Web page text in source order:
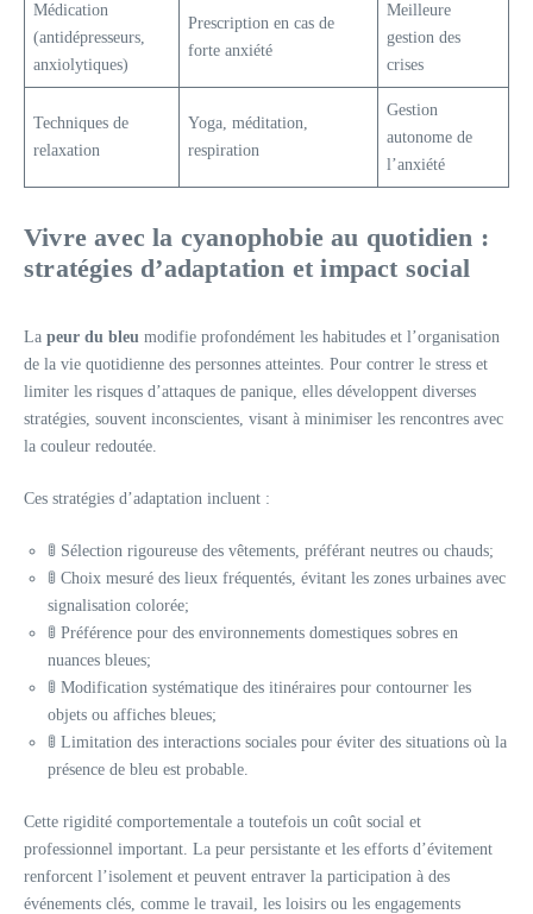
Médication
(antidépresseurs,
anxiolytiques)
Prescription en cas de
forte anxiété
Meilleure
gestion des
crises
Techniques de
relaxation
Yoga, méditation,
respiration
Gestion
autonome de
l’anxiété
Vivre avec la cyanophobie au quotidien :
stratégies d’adaptation et impact social
La peur du bleu modifie profondément les habitudes et l’organisation
de la vie quotidienne des personnes atteintes. Pour contrer le stress et
limiter les risques d’attaques de panique, elles développent diverses
stratégies, souvent inconscientes, visant à minimiser les rencontres avec
la couleur redoutée.
Ces stratégies d’adaptation incluent :
🚦 Sélection rigoureuse des vêtements, préférant neutres ou chauds;
🚦 Choix mesuré des lieux fréquentés, évitant les zones urbaines avec
signalisation colorée;
🚦 Préférence pour des environnements domestiques sobres en
nuances bleues;
🚦 Modification systématique des itinéraires pour contourner les
objets ou affiches bleues;
🚦 Limitation des interactions sociales pour éviter des situations où la
présence de bleu est probable.
Cette rigidité comportementale a toutefois un coût social et
professionnel important. La peur persistante et les efforts d’évitement
renforcent l’isolement et peuvent entraver la participation à des
événements clés, comme le travail, les loisirs ou les engagements